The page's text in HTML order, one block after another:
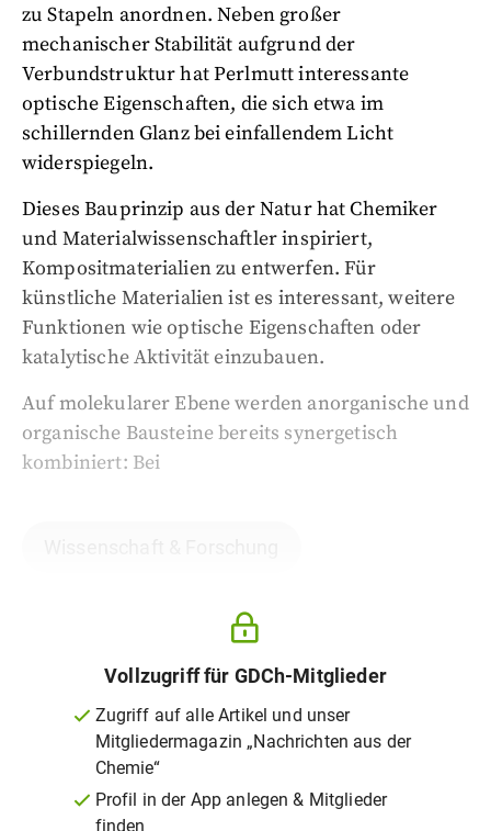
zu Stapeln anordnen. Neben großer
mechanischer Stabilität aufgrund der
Verbundstruktur hat Perlmutt interessante
optische Eigenschaften, die sich etwa im
schillernden Glanz bei einfallendem Licht
widerspiegeln.
Dieses Bauprinzip aus der Natur hat Chemiker
und Materialwissenschaftler inspiriert,
Kompositmaterialien zu entwerfen. Für
künstliche Materialien ist es interessant, weitere
Funktionen wie optische Eigenschaften oder
katalytische Aktivität einzubauen.
Auf molekularer Ebene werden anorganische und
organische Bausteine bereits synergetisch
kombiniert: Bei
Vollzugriff für GDCh-Mitglieder
Zugriff auf alle Artikel und unser
Mitgliedermagazin „Nachrichten aus der
Chemie“
Profil in der App anlegen & Mitglieder
finden